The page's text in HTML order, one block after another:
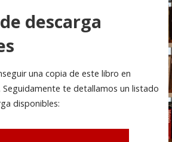
descarga
una copia de este libro en
. Seguidamente te detallamos un listado
disponibles: